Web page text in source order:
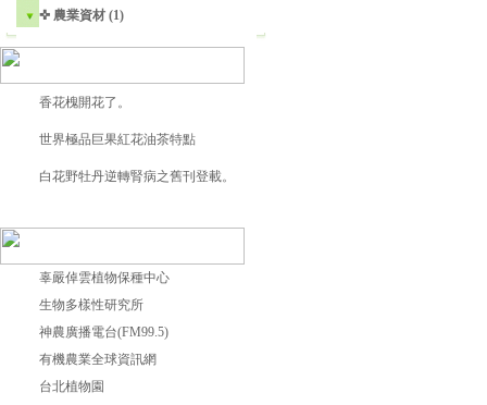
✜ 農業資材 (1)
少見的夜香木果實。
十字蒲瓜樹寫真。
辜嚴倬雲植物保種中心
生物多樣性研究所
神農廣播電台(FM99.5)
有機農業全球資訊網
台北植物園